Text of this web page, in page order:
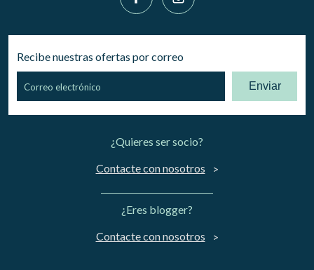
Recibe nuestras ofertas por correo
Enviar
¿Quieres ser socio?
Contacte con nosotros
¿Eres blogger?
Contacte con nosotros